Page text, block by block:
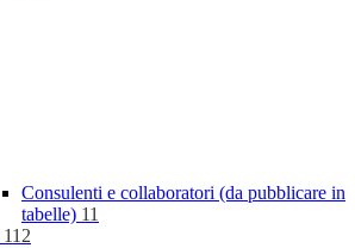
Consulenti e collaboratori (da pubblicare in
tabelle) 11
112